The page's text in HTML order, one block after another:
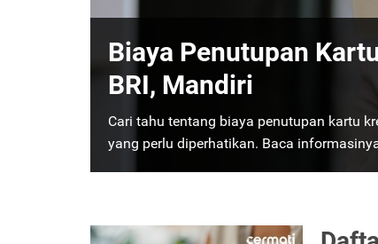
Cara Upgrade Kartu
Biar Makin Level Up!
Ingin limit lebih besar dan promo
kredit dari gold ke platinum lengkap